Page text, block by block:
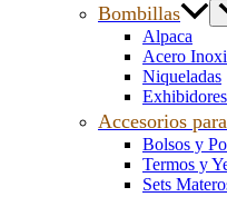
Bombillas
Alpaca
Acero
Niqueladas
Accesorios
Bolsos y
Termos y
Sets